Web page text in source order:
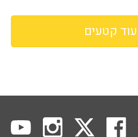
עוד קטעים